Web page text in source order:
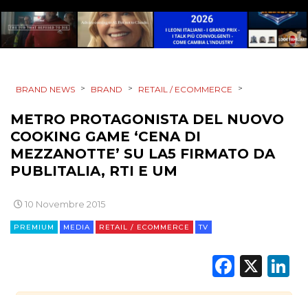
PRODOTTI
CSR
STRATEGIE
DIGITALE
BRAND NEWS > BRAND > RETAIL / ECOMMERCE >
METRO PROTAGONISTA DEL NUOVO
COOKING GAME ‘CENA DI
MEZZANOTTE’ SU LA5 FIRMATO DA
PUBLITALIA, RTI E UM
10 Novembre 2015
PREMIUM MEDIA RETAIL / ECOMMERCE TV
X